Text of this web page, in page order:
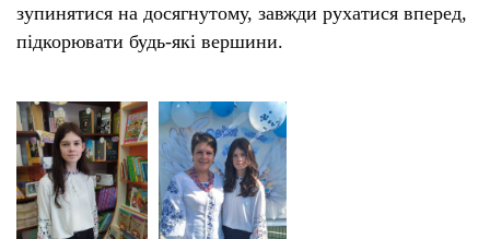
зупинятися на досягнутому, завжди рухатися вперед,
підкорювати будь-які вершини.